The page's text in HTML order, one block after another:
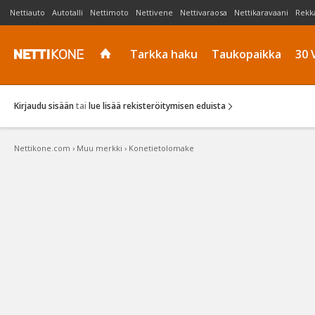
Nettiauto Autotalli Nettimoto Nettivene Nettivaraosa Nettikaravaani
Tarkka haku Taukopaikka 30
Kirjaudu sisään tai lue lisää rekisteröitymisen eduista
Nettikone.com › Muu merkki › Konetietolomake